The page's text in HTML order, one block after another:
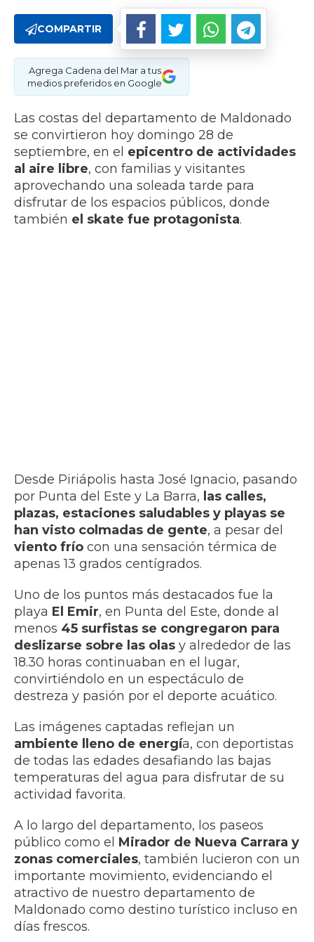
COMPARTIR
Agrega Cadena del Mar a tus
medios preferidos en Google
Las costas del departamento de Maldonado
se convirtieron hoy domingo 28 de
septiembre, en el epicentro de actividades
al aire libre, con familias y visitantes
aprovechando una soleada tarde para
disfrutar de los espacios públicos, donde
también el skate fue protagonista.
Desde Piriápolis hasta José Ignacio, pasando
por Punta del Este y La Barra, las calles,
plazas, estaciones saludables y playas se
han visto colmadas de gente, a pesar del
viento frío con una sensación térmica de
apenas 13 grados centígrados.
Uno de los puntos más destacados fue la
playa El Emir, en Punta del Este, donde al
menos 45 surfistas se congregaron para
deslizarse sobre las olas y alrededor de las
18.30 horas continuaban en el lugar,
convirtiéndolo en un espectáculo de
destreza y pasión por el deporte acuático.
Las imágenes captadas reflejan un
ambiente lleno de energía, con deportistas
de todas las edades desafiando las bajas
temperaturas del agua para disfrutar de su
actividad favorita.
A lo largo del departamento, los paseos
público como el Mirador de Nueva Carrara y
zonas comerciales, también lucieron con un
importante movimiento, evidenciando el
atractivo de nuestro departamento de
Maldonado como destino turístico incluso en
días frescos.